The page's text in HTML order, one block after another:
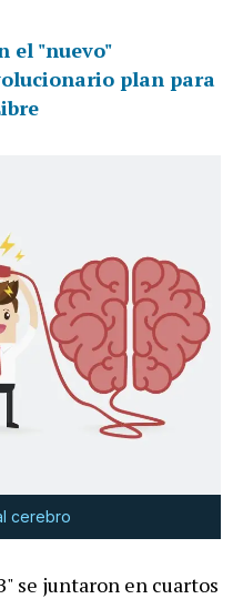
el "nuevo"
plan para
cerebro
se juntaron en cuartos